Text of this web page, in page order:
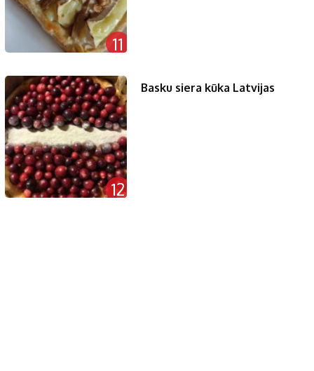
11
12
Basku siera kūka Latvijas